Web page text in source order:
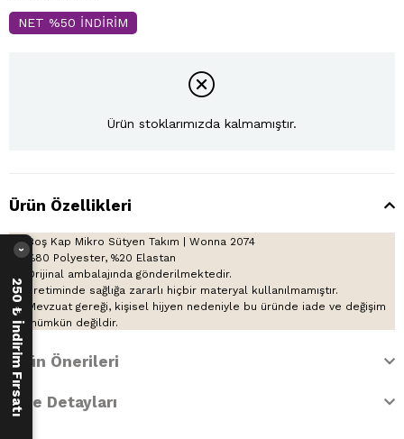
NET %50 İNDİRİM
Ürün stoklarımızda kalmamıştır.
Ürün Özellikleri
Boş Kap Mikro Sütyen Takım | Wonna 2074
%80 Polyester, %20 Elastan
Orijinal ambalajında gönderilmektedir.
üretiminde sağlığa zararlı hiçbir materyal kullanılmamıştır.
Mevzuat gereği, kişisel hijyen nedeniyle bu üründe iade ve değişim
mümkün değildir.
Ürün Önerileri
İade Detayları
250 ₺ İndirim Fırsatı
›